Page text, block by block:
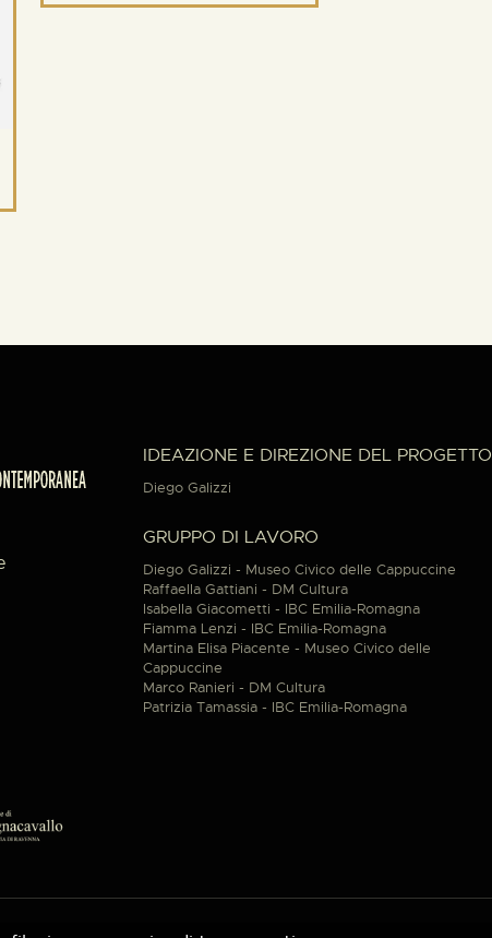
IDEAZIONE E DIREZIONE DEL PROGETTO
Diego Galizzi
GRUPPO DI LAVORO
Diego Galizzi - Museo Civico delle Cappuccine
Raffaella Gattiani - DM Cultura
Isabella Giacometti - IBC Emilia-Romagna
Fiamma Lenzi - IBC Emilia-Romagna
Martina Elisa Piacente - Museo Civico delle
Cappuccine
Marco Ranieri - DM Cultura
Patrizia Tamassia - IBC Emilia-Romagna